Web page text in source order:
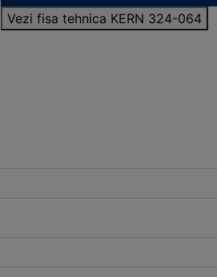
Vezi fisa tehnica KERN 324-064